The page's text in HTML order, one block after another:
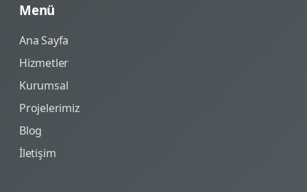
Menü
Ana Sayfa
Hizmetler
Kurumsal
Projelerimiz
Blog
İletişim